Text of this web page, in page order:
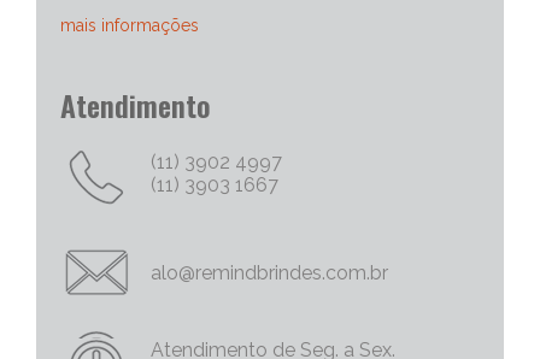
mais informações
eficazes para iniciar uma conversa com um
corporativo, quanto mais exclusivo e
personalizado, melhor será o “quebra do gelo”,
e abrirá mais espaço para tratativas
Chame Mais Atenção com Brinde Corporativos
Personalizados Criativos
as nossas empresas e nossas marcas e
Atendimento
(11) 3902 4997
(11) 3903 1667
alo@remindbrindes.com.br
Atendimento de Seg. a Sex.